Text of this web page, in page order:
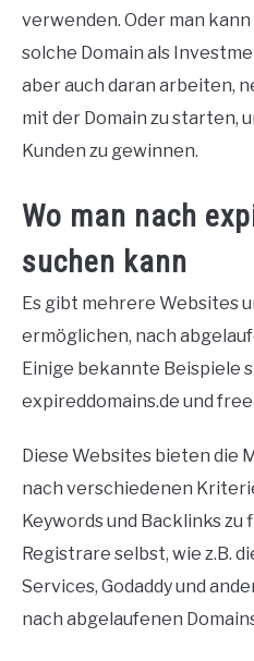
verwenden. Oder man
solche Domain als
aber auch daran arbeiten,
mit der Domain zu starten,
Kunden zu gewinnen.
Wo man nach
suchen kann
Es gibt mehrere Websites
ermöglichen, nach
Einige bekannte Beispiele
expireddomains.de und
Diese Websites bieten die
nach verschiedenen
Keywords und Backlinks zu
Registrare selbst, wie z.B.
Services, Godaddy und
nach abgelaufenen